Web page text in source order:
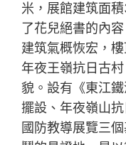
米，展館建筑面
了花兒絕書的內
建筑氣概恢宏，
年夜王嶺抗日古
貌。設有《東江
擺設、年夜嶺山
國防教導展覽三